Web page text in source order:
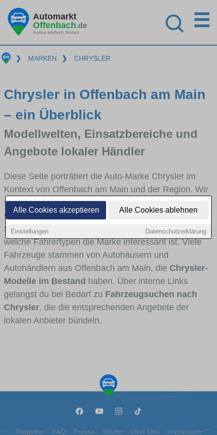
Alle Cookies akzeptieren Alle Cookies ablehnen
Einstellungen Datenschutzerklärung
Automarkt
Offenbach.de
Autos einfach finden
☰
❯ MARKEN ❯ CHRYSLER
Chrysler in Offenbach am Main
– ein Überblick
Modellwelten, Einsatzbereiche und
Angebote lokaler Händler
Diese Seite porträtiert die Auto-Marke Chrysler im
Kontext von Offenbach am Main und der Region. Wir
skizzieren, in welchen Fahrzeugklassen Chrysler
stark vertreten ist, welche Modellreihen häufig im
Stadt- und Umlandverkehr zu sehen sind und für
welche Fahrertypen die Marke interessant ist. Viele
Fahrzeuge stammen von Autohäusern und
Autohändlern aus Offenbach am Main, die Chrysler-
Modelle im Bestand haben. Über interne Links
gelangst du bei Bedarf zu Fahrzeugsuchen nach
Chrysler, die die entsprechenden Angebote der
lokalen Anbieter bündeln.
Ratgeber FAQ Presse Städte Über Uns Impressum